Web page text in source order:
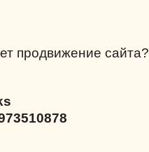
продвижение сайта?